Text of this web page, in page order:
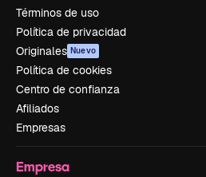
Términos de uso
Política de privacidad
Originales Nuevo
Política de cookies
Centro de confianza
Afiliados
Empresas
Empresa